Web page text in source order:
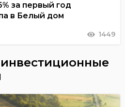
за первый год
в Белый дом
1449